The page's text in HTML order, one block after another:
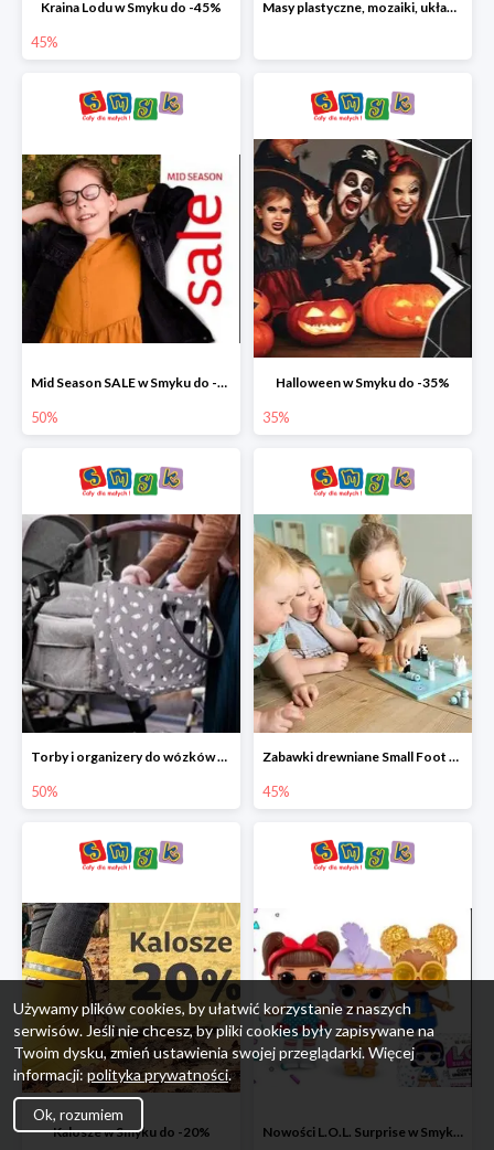
Kraina Lodu w Smyku do -45%
45%
Masy plastyczne, mozaiki, układanki do -45%
Mid Season SALE w Smyku do -50%
50%
Halloween w Smyku do -35%
35%
Torby i organizery do wózków w Smyku do -50%
50%
Zabawki drewniane Small Foot do -45%
45%
Kalosze w Smyku do -20% Nowości L.O.L. Surprise w Smyku do -45%
Używamy plików cookies, by ułatwić korzystanie z naszych
serwisów. Jeśli nie chcesz, by pliki cookies były zapisywane na
Twoim dysku, zmień ustawienia swojej przeglądarki. Więcej
informacji: polityka prywatności.
Ok, rozumiem